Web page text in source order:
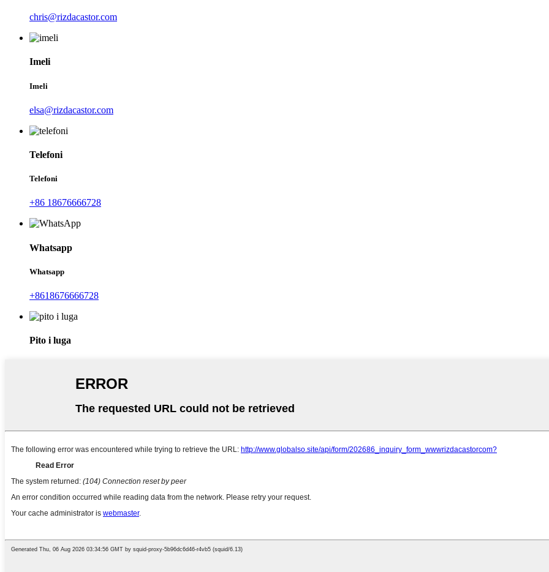
chris@rizdacastor.com
Imeli
Imeli
elsa@rizdacastor.com
Telefoni
Telefoni
+86 18676666728
Whatsapp
Whatsapp
+8618676666728
Pito i luga